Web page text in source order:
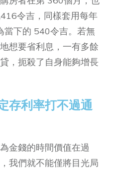
令吉，同樣套用每年
當下的 540令吉。若無
想要省利息，一有多餘
，扼殺了自身能夠增長
存利率打不過通
金錢的時間價值在過
我們就不能僅將目光局